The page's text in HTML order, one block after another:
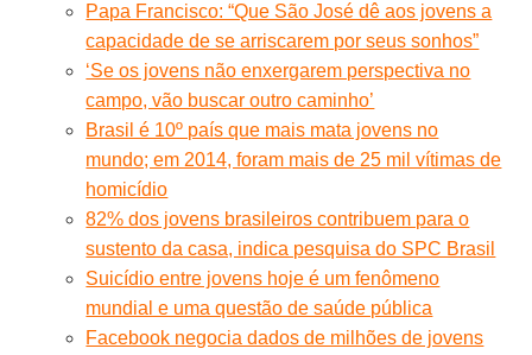
Papa Francisco: “Que São José dê aos jovens a
capacidade de se arriscarem por seus sonhos”
‘Se os jovens não enxergarem perspectiva no
campo, vão buscar outro caminho’
Brasil é 10º país que mais mata jovens no
mundo; em 2014, foram mais de 25 mil vítimas de
homicídio
82% dos jovens brasileiros contribuem para o
sustento da casa, indica pesquisa do SPC Brasil
Suicídio entre jovens hoje é um fenômeno
mundial e uma questão de saúde pública
Facebook negocia dados de milhões de jovens